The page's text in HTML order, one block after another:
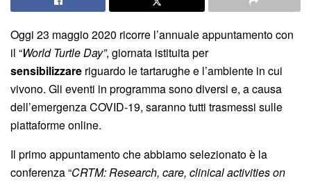
Oggi 23 maggio 2020 ricorre l’annuale appuntamento con
il “World Turtle Day”, giornata istituita per
sensibilizzare riguardo le tartarughe e l’ambiente in cui
vivono. Gli eventi in programma sono diversi e, a causa
dell’emergenza COVID-19, saranno tutti trasmessi sulle
piattaforme online.
Il primo appuntamento che abbiamo selezionato è la
conferenza “CRTM: Research, care, clinical activities on